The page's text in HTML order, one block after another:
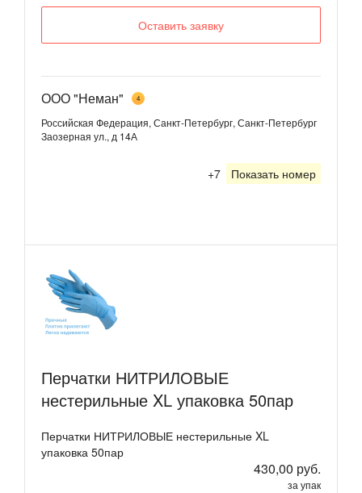
Оставить заявку
ООО "Неман" 4
Российская Федерация, Санкт-Петербург, Санкт-Петербург
Заозерная ул., д 14А
+7 Показать номер
Перчатки НИТРИЛОВЫЕ
нестерильные XL упаковка 50пар
Перчатки НИТРИЛОВЫЕ нестерильные XL
упаковка 50пар
430,00 руб.
за упак